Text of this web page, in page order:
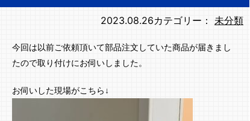
2023.08.26カテゴリー： 未分類
今回は以前ご依頼頂いて部品注文していた商品が届きまし
たので取り付けにお伺いしました。
お伺いした現場がこちら↓